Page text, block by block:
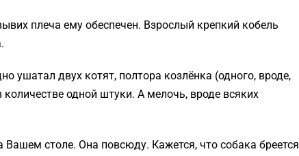
плеча ему обеспечен. Взрослый крепкий кобель
ушатал двух котят, полтора козлёнка (одного, вроде,
количестве одной штуки. А мелочь, вроде всяких
столе. Она повсюду. Кажется, что собака бреется